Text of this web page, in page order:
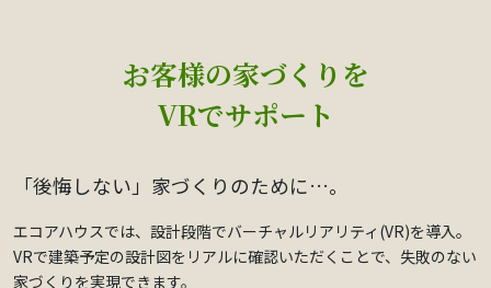
お客様の家づくりを
VRでサポート
「後悔しない」家づくりのために…。
エコアハウスでは、設計段階でバーチャルリアリティ(VR)を導入。
VRで建築予定の設計図をリアルに確認いただくことで、失敗のない
家づくりを実現できます。